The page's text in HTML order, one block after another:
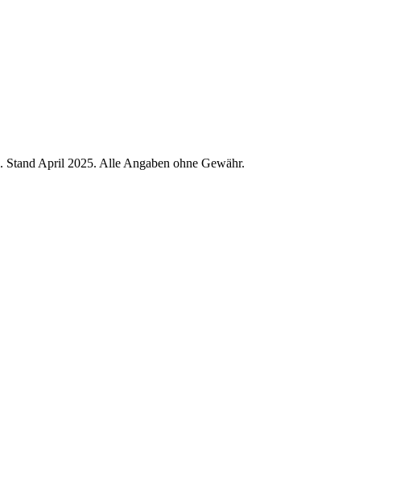
April 2025. Alle Angaben ohne Gewähr.